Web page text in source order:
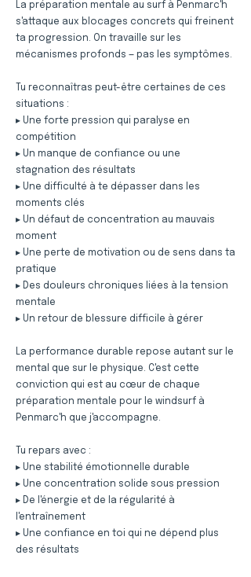
La préparation mentale au surf à Penmarc'h
s'attaque aux blocages concrets qui freinent
ta progression. On travaille sur les
mécanismes profonds — pas les symptômes.
Tu reconnaîtras peut-être certaines de ces
situations :
▸ Une forte pression qui paralyse en
compétition
▸ Un manque de confiance ou une
stagnation des résultats
▸ Une difficulté à te dépasser dans les
moments clés
▸ Un défaut de concentration au mauvais
moment
▸ Une perte de motivation ou de sens dans ta
pratique
▸ Des douleurs chroniques liées à la tension
mentale
▸ Un retour de blessure difficile à gérer
La performance durable repose autant sur le
mental que sur le physique. C'est cette
conviction qui est au cœur de chaque
préparation mentale pour le windsurf à
Penmarc'h que j'accompagne.
Tu repars avec :
▸ Une stabilité émotionnelle durable
▸ Une concentration solide sous pression
▸ De l'énergie et de la régularité à
l'entraînement
▸ Une confiance en toi qui ne dépend plus
des résultats